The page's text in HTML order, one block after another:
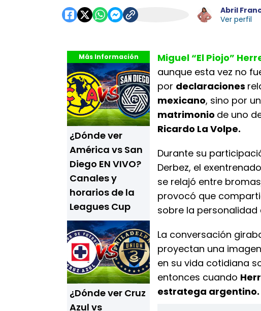
Abril
Ver perfil
Más Información
¿Dónde ver
América vs San
Diego EN VIVO?
Canales y
horarios de la
Leagues Cup
¿Dónde ver Cruz
Azul vs
Miguel “El Piojo”
aunque esta vez no
por declaraciones
mexicano, sino por
matrimonio de uno
Ricardo La Volpe.
Durante su
Derbez, el
se relajó entre
provocó que
sobre la personalidad
La conversación
proyectan una
en su vida cotidiana
entonces cuando
estratega argentino.